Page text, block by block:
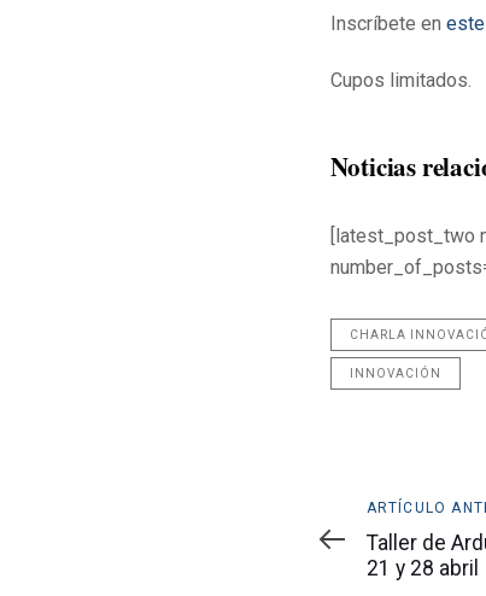
Inscríbete en este
Cupos limitados.
Noticias
[latest_post_two
CHARLA
INNOVACIÓN
Artículo
anterior
ARTÍCULO
Taller de
21 y 28 abril